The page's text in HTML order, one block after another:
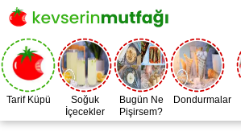
Tarif Küpü
Soğuk
İçecekler
Bugün Ne
Pişirsem?
Dondurmalar